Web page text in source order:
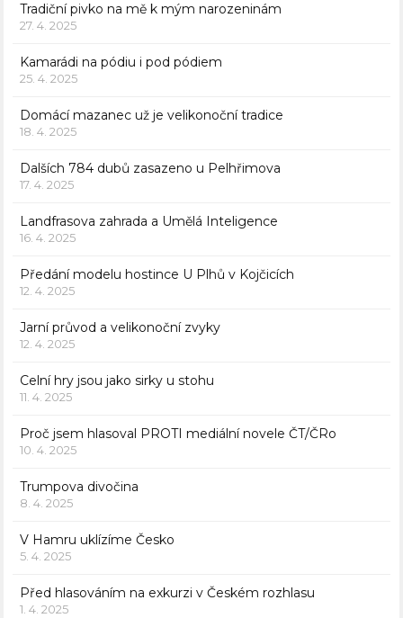
Tradiční pivko na mě k mým narozeninám
27. 4. 2025
Kamarádi na pódiu i pod pódiem
25. 4. 2025
Domácí mazanec už je velikonoční tradice
18. 4. 2025
Dalších 784 dubů zasazeno u Pelhřimova
17. 4. 2025
Landfrasova zahrada a Umělá Inteligence
16. 4. 2025
Předání modelu hostince U Plhů v Kojčicích
12. 4. 2025
Jarní průvod a velikonoční zvyky
12. 4. 2025
Celní hry jsou jako sirky u stohu
11. 4. 2025
Proč jsem hlasoval PROTI mediální novele ČT/ČRo
10. 4. 2025
Trumpova divočina
8. 4. 2025
V Hamru uklízíme Česko
5. 4. 2025
Před hlasováním na exkurzi v Českém rozhlasu
1. 4. 2025